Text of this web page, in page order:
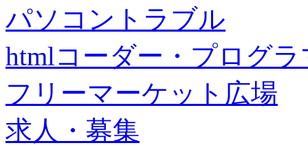
パソコントラブル
htmlコーダー・プログラ
フリーマーケット広場
求人・募集